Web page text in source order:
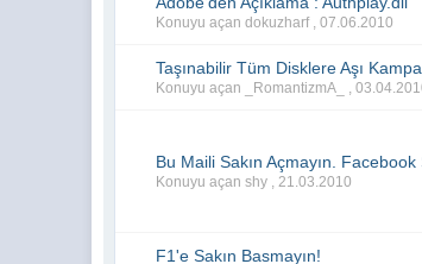
Konuyu açan dokuzharf ,07.06.2010
Taşınabilir Tüm Disklere Aşı
Konuyu açan _RomantizmA_ ,
Bu Maili Sakın Açmayın.
Konuyu açan shy ,21.03.2010
F1'e Sakın Basmayın!